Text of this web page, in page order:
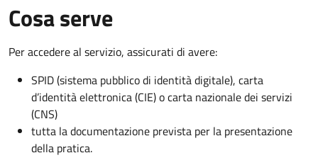
Cosa serve
Per accedere al servizio, assicurati di avere:
SPID (sistema pubblico di identità digitale), carta
d’identità elettronica (CIE) o carta nazionale dei servizi
(CNS)
tutta la documentazione prevista per la presentazione
della pratica.